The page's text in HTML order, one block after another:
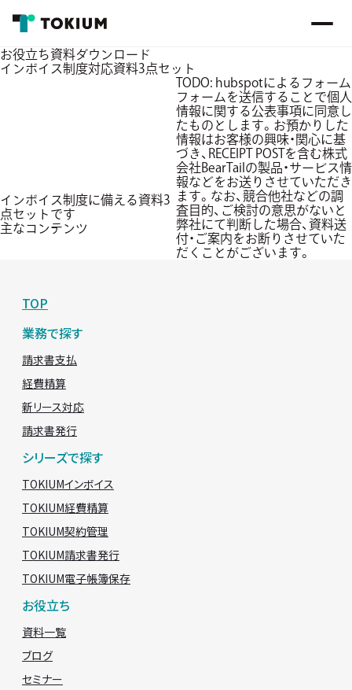
お役立ち資料ダウンロード
インボイス制度対応資料3点セット
インボイス制度に備える資料3
点セットです
主なコンテンツ
TODO: hubspotによるフォーム
フォームを送信することで個人
情報に関する公表事項に同意し
たものとします。お預かりした
情報はお客様の興味・関心に基
づき、RECEIPT POSTを含む株式
会社BearTailの製品・サービス情
報などをお送りさせていただき
ます。なお、競合他社などの調
査目的、ご検討の意思がないと
弊社にて判断した場合、資料送
付・ご案内をお断りさせていた
だくことがございます。
TOP
業務で探す
請求書支払
経費精算
新リース対応
請求書発行
シリーズで探す
TOKIUMインボイス
TOKIUM経費精算
TOKIUM契約管理
TOKIUM請求書発行
TOKIUM電子帳簿保存
お役立ち
資料一覧
ブログ
セミナー